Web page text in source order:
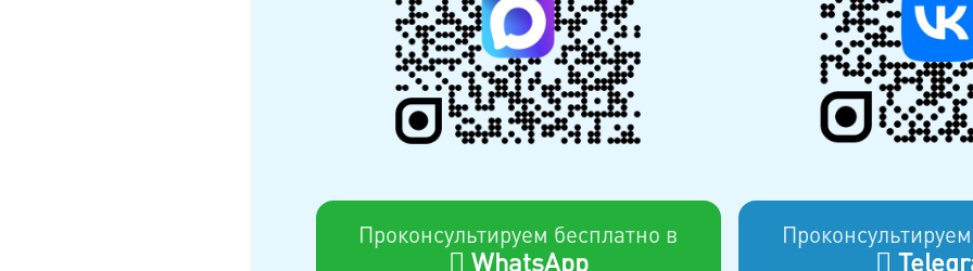
Проконсультируем бесплатно в
WhatsApp